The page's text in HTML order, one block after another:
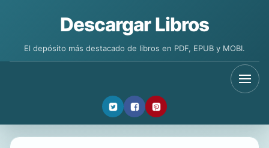
Descargar Libros
El depósito más destacado de libros en PDF, EPUB y MOBI.